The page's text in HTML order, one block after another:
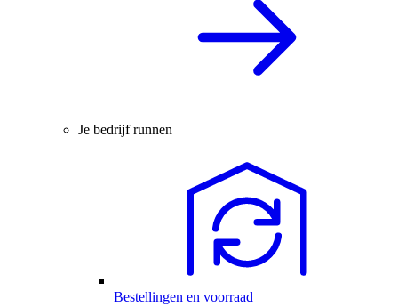
Je bedrijf runnen
Bestellingen en voorraad